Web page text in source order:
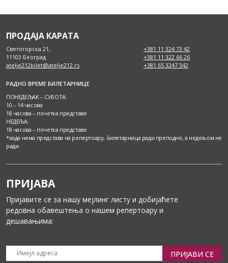
ПРОДАЈА КАРАТА
Светогорска 21,
11103 Београд
atelje212bilet@atelje212.rs
+381 11 324 73 42
+381 11 322 66 26
+381 65 3247 342
РАДНО ВРЕМЕ БИЛЕТАРНИЦЕ
ПОНЕДЕЉАК – СУБОТА:
10 – 14 часова
18 часова – почетка представе
НЕДЕЉА:
18 часова – почетка представе
*када нема представа на репертоару, билетарница ради преподне, а недељом не
ради.
ПРИЈАВА
Пријавите се за нашу мејлинг листу и добијаћете
редовна обавештења о нашем репертоару и
дешавањима:
ПРИЈАВИ СЕ